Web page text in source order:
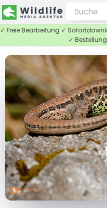
✓ Freie Bearbeitung ✓
✓